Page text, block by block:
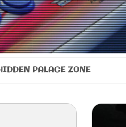
PALACE ZONE